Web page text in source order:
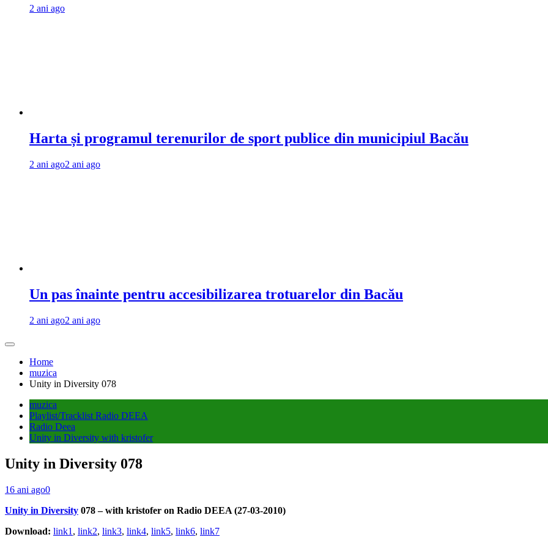
2 ani ago
Harta și programul terenurilor de sport publice din municipiul Bacău
2 ani ago2 ani ago
Un pas înainte pentru accesibilizarea trotuarelor din Bacău
2 ani ago2 ani ago
Home
muzica
Unity in Diversity 078
muzica
Playlist/Tracklist Radio DEEA
Radio Deea
Unity in Diversity with kristofer
Unity in Diversity 078
16 ani ago0
Unity in Diversity 078 – with kristofer on Radio DEEA (27-03-2010)
Download: link1 , link2, link3, link4, link5, link6, link7